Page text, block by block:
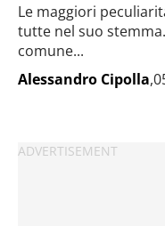
Le maggiori
tutte nel suo
comune...
Alessandro Cipolla